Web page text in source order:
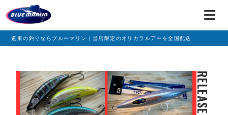
道東の釣りならブルーマリン｜当店限定のオリカラルアーを全国配送
RELEASE